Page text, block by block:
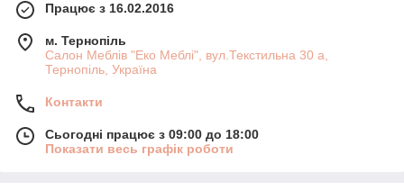
Працює з 16.02.2016
м. Тернопіль
Салон Меблів "Еко Меблі", вул.Текстильна 30 а,
Тернопіль, Україна
Контакти
Сьогодні працює з 09:00 до 18:00
Показати весь графік роботи